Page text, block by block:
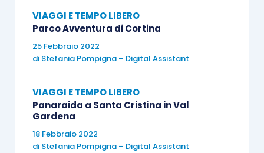
una professione, ritagliata su misura per ogni
individuo, che consiste nell’opporsi al male del
mondo per diminuirne la sofferenza. E lo scrittore
non può sottrarsi a questo compito, né a questo
impegnate” scrive Camus nei suoi Taccuini. “Il
coraggio nella vita e il talento nelle opere non
sono poi così male.” È sottile il distinguo fra
cultura e civiltà, ma è sulla seconda, unita al
VIAGGI E TEMPO LIBERO
Parco Avventura di Cortina
25 Febbraio 2022
di Stefania Pompigna – Digital Assistant
VIAGGI E TEMPO LIBERO
Panaraida a Santa Cristina in Val
Gardena
18 Febbraio 2022
di Stefania Pompigna – Digital Assistant